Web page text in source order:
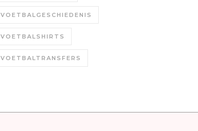
VOETBALGESCHIEDENIS
VOETBALSHIRTS
VOETBALTRANSFERS